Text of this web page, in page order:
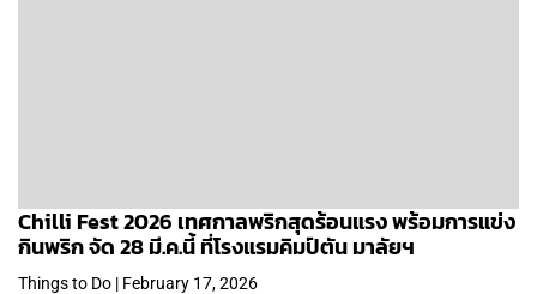
Chilli Fest 2026 เทศกาลพริกสุดร้อนแรง พร้อมการแข่ง
กินพริก จัด 28 มี.ค.นี้ ที่โรงแรมคิมป์ตัน มาลัยฯ
Things to Do | February 17, 2026